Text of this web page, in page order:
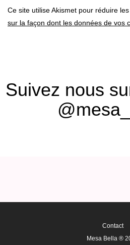
Ce site utilise Akismet pour réduire
sur la façon dont les données de vos
Suivez nous
Contact
Mesa Bella ®